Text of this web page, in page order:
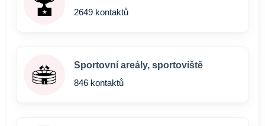
2649 kontaktů
Sportovní areály, sportoviště
846 kontaktů